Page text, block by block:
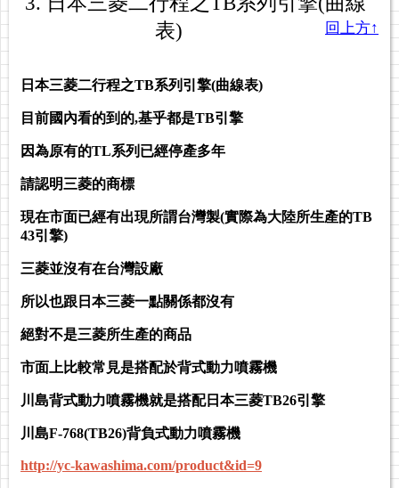
表)
回上方↑
日本三菱二行程之TB系列引擎(曲線表)
目前國內看的到的,基乎都是TB引擎
因為原有的TL系列已經停產多年
請認明三菱的商標
現在市面已經有出現所謂台灣製(實際為大陸所生產的TB
43引擎)
三菱並沒有在台灣設廠
所以也跟日本三菱一點關係都沒有
絕對不是三菱所生產的商品
市面上比較常見是搭配於背式動力噴霧機
川島背式動力噴霧機就是搭配日本三菱TB26引擎
川島F-768(TB26)背負式動力噴霧機
http://yc-kawashima.com/product&id=9